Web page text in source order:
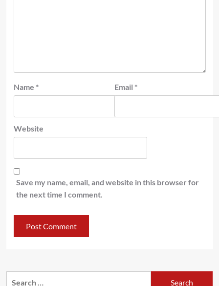
Name * Email *
Website
Save my name, email, and website in this browser for
the next time I comment.